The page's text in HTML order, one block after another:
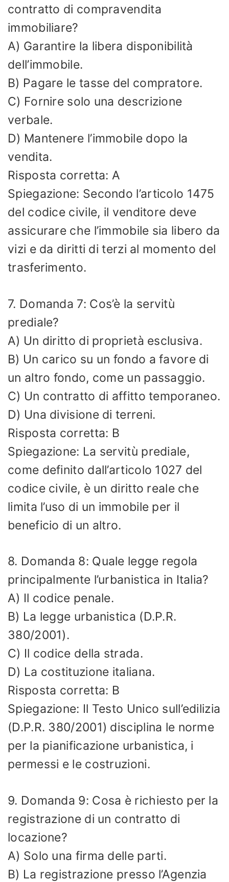
contratto di compravendita
immobiliare?
A) Garantire la libera disponibilità
dell’immobile.
B) Pagare le tasse del compratore.
C) Fornire solo una descrizione
verbale.
D) Mantenere l’immobile dopo la
vendita.
Risposta corretta: A
Spiegazione: Secondo l’articolo 1475
del codice civile, il venditore deve
assicurare che l’immobile sia libero da
vizi e da diritti di terzi al momento del
trasferimento.
7. Domanda 7: Cos’è la servitù
prediale?
A) Un diritto di proprietà esclusiva.
B) Un carico su un fondo a favore di
un altro fondo, come un passaggio.
C) Un contratto di affitto temporaneo.
D) Una divisione di terreni.
Risposta corretta: B
Spiegazione: La servitù prediale,
come definito dall’articolo 1027 del
codice civile, è un diritto reale che
limita l’uso di un immobile per il
beneficio di un altro.
8. Domanda 8: Quale legge regola
principalmente l’urbanistica in Italia?
A) Il codice penale.
B) La legge urbanistica (D.P.R.
380/2001).
C) Il codice della strada.
D) La costituzione italiana.
Risposta corretta: B
Spiegazione: Il Testo Unico sull’edilizia
(D.P.R. 380/2001) disciplina le norme
per la pianificazione urbanistica, i
permessi e le costruzioni.
9. Domanda 9: Cosa è richiesto per la
registrazione di un contratto di
locazione?
A) Solo una firma delle parti.
B) La registrazione presso l’Agenzia